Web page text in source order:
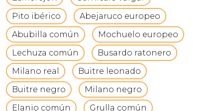
Pito ibérico
Abejaruco europeo
Abubilla común
Mochuelo europeo
Lechuza común
Busardo ratonero
Milano real
Buitre leonado
Buitre negro
Milano negro
Elanio común
Grulla común